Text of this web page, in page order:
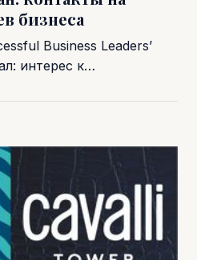
бизнеса
Business Leaders’
интерес к…